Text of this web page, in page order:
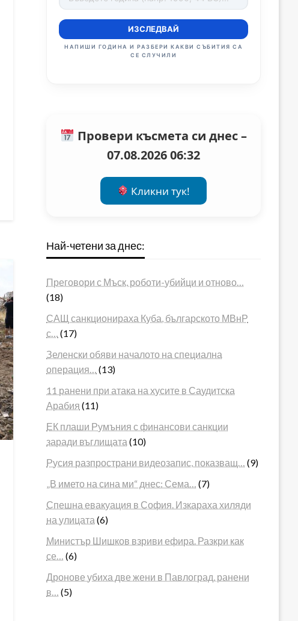
ИЗСЛЕДВАЙ
НАПИШИ ГОДИНА И РАЗБЕРИ КАКВИ СЪБИТИЯ СА
СЕ СЛУЧИЛИ
Провери късмета си днес –
07.08.2026 06:32
Кликни тук!
Най-четени за днес:
Преговори с Мъск, роботи-убийци и отново…
(18)
САЩ санкционираха Куба, българското МВнР
с…
(17)
Зеленски обяви началото на специална
операция…
(13)
11 ранени при атака на хусите в Саудитска
Арабия (11)
ЕК плаши Румъния с финансови санкции
заради въглищата (10)
Русия разпространи видеозапис, показващ…
(9)
„В името на сина ми“ днес: Сема…
(7)
Спешна евакуация в София. Изкараха хиляди
на улицата (6)
Министър Шишков взриви ефира. Разкри как
се…
(6)
Дронове убиха две жени в Павлоград, ранени
в…
(5)